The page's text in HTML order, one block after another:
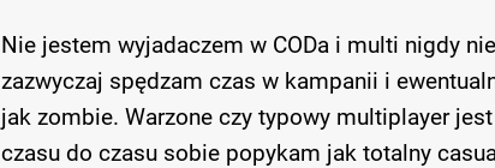
Nie jestem wyjadaczem w CODa i multi nigdy
zazwyczaj spędzam czas w kampanii i
jak zombie. Warzone czy typowy multiplayer
czasu do czasu sobie popykam jak totalny